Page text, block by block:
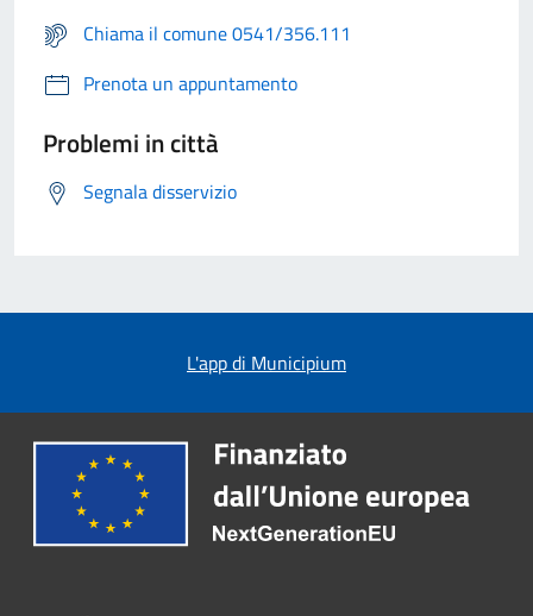
Chiama il comune 0541/356.111
Prenota un appuntamento
Problemi in città
Segnala disservizio
L'app di Municipium